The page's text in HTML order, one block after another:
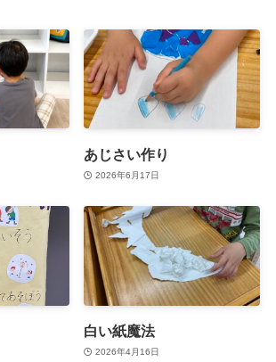
あじさい作り
2026年6月17日
白い紙魔法
2026年4月16日